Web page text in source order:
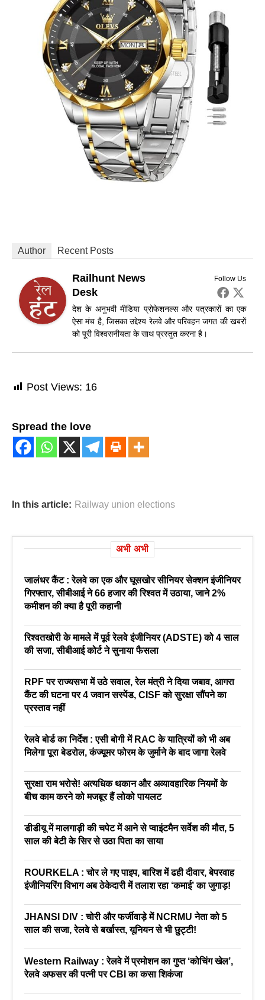
Author Recent Posts
Follow Us
Railhunt News
Desk
देश के अनुभवी मीडिया प्रोफेशनल्स और पत्रकारों का एक
ऐसा मंच है, जिसका उद्देश्य रेलवे और परिवहन जगत की खबरों
को पूरी विश्वसनीयता के साथ प्रस्तुत करना है।
Post Views: 16
Spread the love
In this article: Railway union elections
अभी अभी
जालंधर कैंट : रेलवे का एक और घूसखोर सीनियर सेक्शन इंजीनियर
गिरफ्तार, सीबीआई ने 66 हजार की रिश्वत में उठाया, जाने 2%
कमीशन की क्या है पूरी कहानी
रिश्वतखोरी के मामले में पूर्व रेलवे इंजीनियर (ADSTE) को 4 साल
की सजा, सीबीआई कोर्ट ने सुनाया फैसला
RPF पर राज्यसभा में उठे सवाल, रेल मंत्री ने दिया जबाव, आगरा
कैंट की घटना पर 4 जवान सस्पेंड, CISF को सुरक्षा सौंपने का
प्रस्ताव नहीं
रेलवे बोर्ड का निर्देश : एसी बोगी में RAC के यात्रियों को भी अब
मिलेगा पूरा बेडरोल, कंज्यूमर फोरम के जुर्माने के बाद जागा रेलवे
सुरक्षा राम भरोसे! अत्यधिक थकान और अव्यावहारिक नियमों के
बीच काम करने को मजबूर हैं लोको पायलट
डीडीयू में मालगाड़ी की चपेट में आने से प्वाइंटमैन सर्वेश की मौत, 5
साल की बेटी के सिर से उठा पिता का साया
ROURKELA : चोर ले गए पाइप, बारिश में ढही दीवार, बेपरवाह
इंजीनियरिंग विभाग अब ठेकेदारी में तलाश रहा ‘कमाई’ का जुगाड़!
JHANSI DIV : चोरी और फर्जीवाड़े में NCRMU नेता को 5
साल की सजा, रेलवे से बर्खास्त, यूनियन से भी छुट्टी!
Western Railway : रेलवे में प्रमोशन का गुप्त ‘कोचिंग खेल’,
रेलवे अफसर की पत्नी पर CBI का कसा शिकंजा